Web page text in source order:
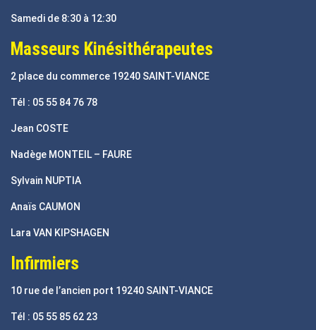
Samedi de 8:30 à 12:30
Masseurs Kinésithérapeutes
2 place du commerce 19240 SAINT-VIANCE
Tél : 05 55 84 76 78
Jean COSTE
Nadège MONTEIL – FAURE
Sylvain NUPTIA
Anaïs CAUMON
Lara VAN KIPSHAGEN
Infirmiers
10 rue de l’ancien port 19240 SAINT-VIANCE
Tél : 05 55 85 62 23